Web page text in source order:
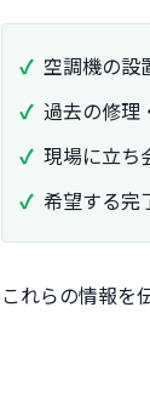
空調機の設
過去の修理
現場に立ち
希望する完
これらの情報を